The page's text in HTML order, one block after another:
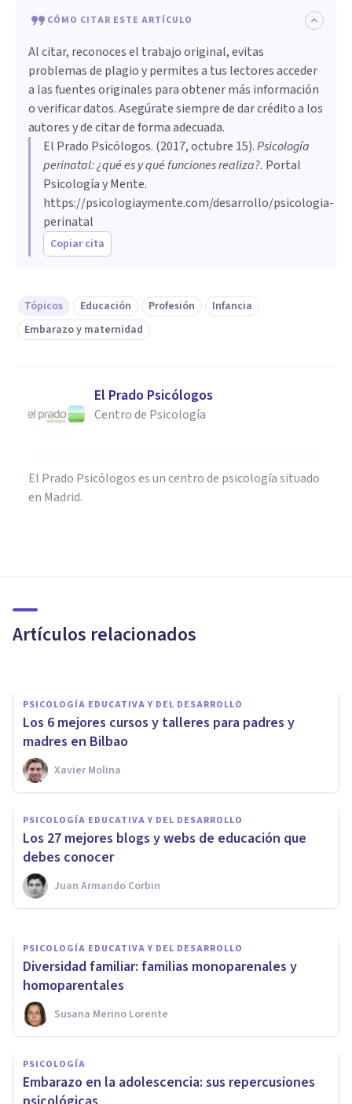
CÓMO CITAR ESTE ARTÍCULO
Al citar, reconoces el trabajo original, evitas
problemas de plagio y permites a tus lectores acceder
a las fuentes originales para obtener más información
o verificar datos. Asegúrate siempre de dar crédito a los
autores y de citar de forma adecuada.
El Prado Psicólogos. (2017, octubre 15).Psicología
perinatal: ¿qué es y qué funciones realiza?. Portal
Psicología y Mente.
https://psicologiaymente.com/desarrollo/psicologia-
perinatal
Copiar cita
Tópicos Educación Profesión
Infancia
Embarazo y maternidad
El Prado Psicólogos
Centro de Psicología
El Prado Psicólogos es un centro de psicología situado
en Madrid.
Artículos relacionados
los padres primerizos
PSICOLOGÍA EDUCATIVA Y DEL DESARROLLO
Los 6 mejores cursos y talleres para padres y
madres en Bilbao
Xavier Molina
PSICOLOGÍA EDUCATIVA Y DEL DESARROLLO
Los 27 mejores blogs y webs de educación que
debes conocer
Juan Armando Corbin
PSICOLOGÍA
​¿Por qué la gente decide
estudiar Psicología? 10
razones para entenderlo
Juan Armando Corbin
PSICOLOGÍA EDUCATIVA Y DEL DESARROLLO
Diversidad familiar: familias monoparenales y
homoparentales
Susana Merino Lorente
PSICOLOGÍA
Embarazo en la adolescencia: sus repercusiones